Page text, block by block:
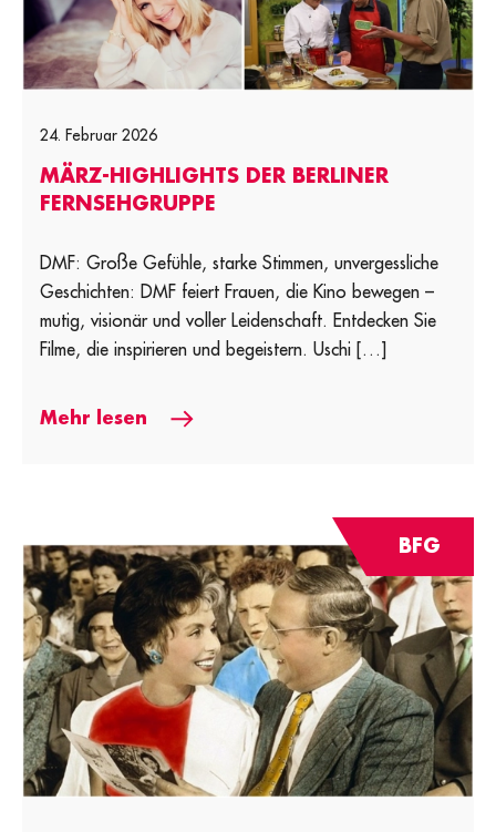
24. Februar 2026
MÄRZ-HIGHLIGHTS DER BERLINER
FERNSEHGRUPPE
DMF: Große Gefühle, starke Stimmen, unvergessliche
Geschichten: DMF feiert Frauen, die Kino bewegen –
mutig, visionär und voller Leidenschaft. Entdecken Sie
Filme, die inspirieren und begeistern. Uschi […]
Mehr lesen
BFG